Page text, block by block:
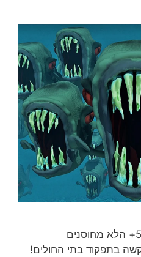
הקורונה מחסלת את בני 50+ הלא מחוסנים
בתפקוד בתי החולים!